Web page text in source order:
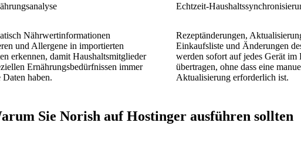
Nährwertinformationen
und Allergene in importierten
erkennen, damit Haushaltsmitglieder
Ernährungsbedürfnissen immer
Daten haben.
Echtzeit-
Rezeptänderungen,
Einkaufsliste und Änderungen
werden sofort auf jedes Gerät im
übertragen, ohne dass eine
Aktualisierung erforderlich ist.
Sie Norish auf Hostinger ausführen sollten